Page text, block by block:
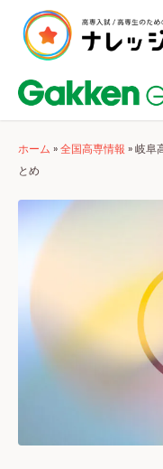
ホーム »全国高専情報 »岐阜
とめ